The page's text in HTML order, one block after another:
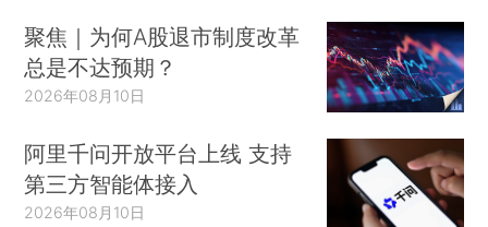
聚焦｜为何A股退市制度改革
总是不达预期？
2026年08月10日
阿里千问开放平台上线 支持
第三方智能体接入
2026年08月10日